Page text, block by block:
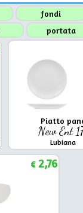
fondi
portata
Piatto
New Ent
Lubiana
€2,76